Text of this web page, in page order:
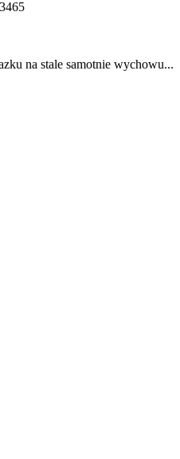
na stale samotnie wychowu...